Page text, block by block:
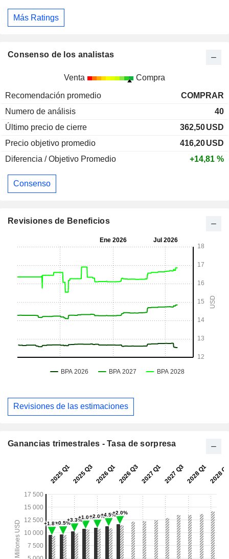
Más Ratings
Consenso de los analistas
Venta Compra
Recomendación promedio
COMPRAR
Numero de análisis
40
Último precio de cierre
362,50USD
Precio objetivo promedio
416,20USD
Diferencia / Objetivo Promedio
+14,81 %
Consenso
Revisiones de Beneficios
Revisiones de las estimaciones
Ganancias trimestrales - Tasa de sorpresa